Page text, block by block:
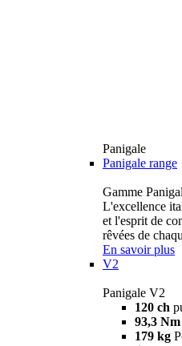
Panigale
Panigale range
Gamme
L'excellence
et l'esprit de
rêvées de
En savoir plus
V2
Panigale V2
120 ch
93,3 Nm
179 kg